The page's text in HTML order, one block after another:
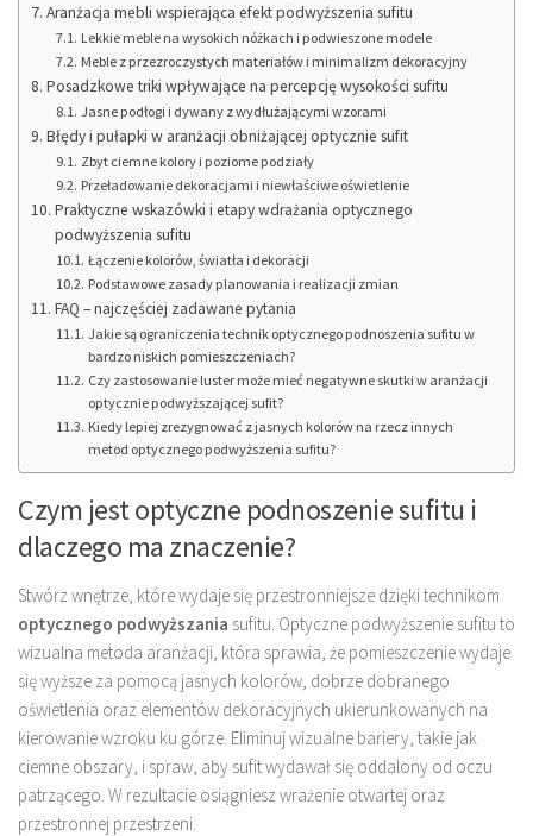
Aranżacja mebli wspierająca efekt podwyższenia sufitu
Lekkie meble na wysokich nóżkach i podwieszone modele
Meble z przezroczystych materiałów i minimalizm dekoracyjny
Posadzkowe triki wpływające na percepcję wysokości sufitu
Jasne podłogi i dywany z wydłużającymi wzorami
Błędy i pułapki w aranżacji obniżającej optycznie sufit
Zbyt ciemne kolory i poziome podziały
Przeładowanie dekoracjami i niewłaściwe oświetlenie
Praktyczne wskazówki i etapy wdrażania optycznego
podwyższenia sufitu
Łączenie kolorów, światła i dekoracji
Podstawowe zasady planowania i realizacji zmian
FAQ – najczęściej zadawane pytania
Jakie są ograniczenia technik optycznego podnoszenia sufitu w
bardzo niskich pomieszczeniach?
Czy zastosowanie luster może mieć negatywne skutki w aranżacji
optycznie podwyższającej sufit?
Kiedy lepiej zrezygnować z jasnych kolorów na rzecz innych
metod optycznego podwyższenia sufitu?
Czym jest optyczne podnoszenie sufitu i
dlaczego ma znaczenie?
Stwórz wnętrze, które wydaje się przestronniejsze dzięki technikom
optycznego podwyższania sufitu. Optyczne podwyższenie sufitu to
wizualna metoda aranżacji, która sprawia, że pomieszczenie wydaje
się wyższe za pomocą jasnych kolorów, dobrze dobranego
oświetlenia oraz elementów dekoracyjnych ukierunkowanych na
kierowanie wzroku ku górze. Eliminuj wizualne bariery, takie jak
ciemne obszary, i spraw, aby sufit wydawał się oddalony od oczu
patrzącego. W rezultacie osiągniesz wrażenie otwartej oraz
przestronnej przestrzeni.